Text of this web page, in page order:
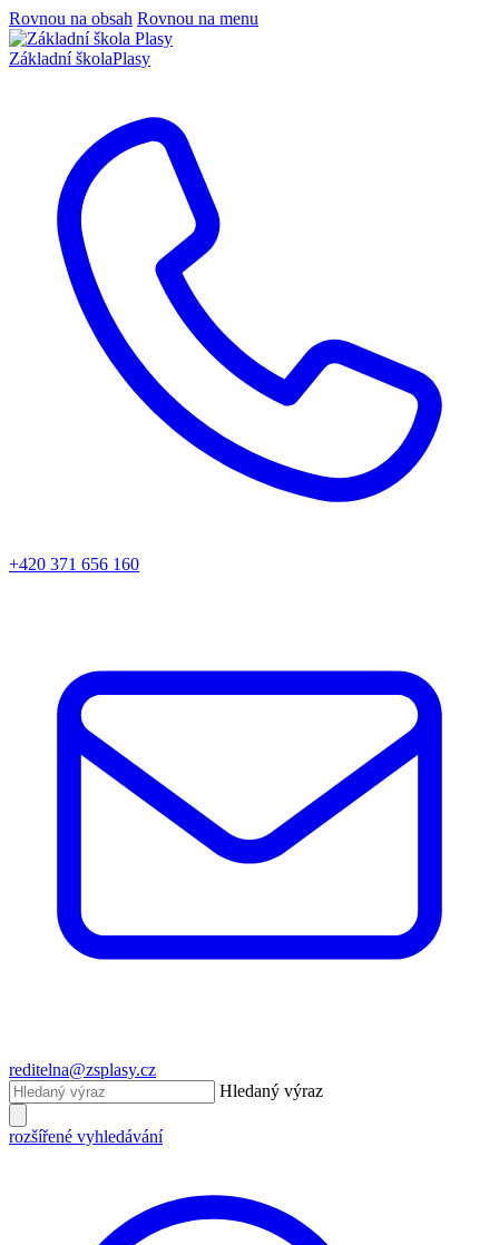
Rovnou na obsah Rovnou na menu
Základní školaPlasy
+420 371 656 160
reditelna@zsplasy.cz
Hledaný výraz
rozšířené vyhledávání